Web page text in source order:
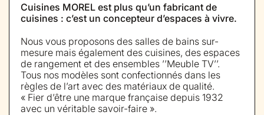
Cuisines MOREL est plus qu’un fabricant de
cuisines : c’est un concepteur d’espaces à vivre.
Nous vous proposons des salles de bains sur-
mesure mais également des cuisines, des espaces
de rangement et des ensembles ’’Meuble TV’’.
Tous nos modèles sont confectionnés dans les
règles de l’art avec des matériaux de qualité.
« Fier d’être une marque française depuis 1932
avec un véritable savoir-faire ».